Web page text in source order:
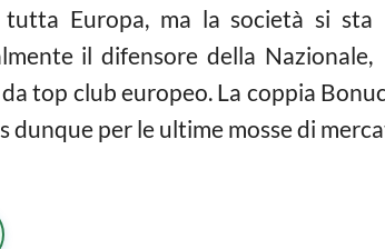
Europa, ma la società si sta
il difensore della Nazionale,
top club europeo. La coppia
per le ultime mosse di